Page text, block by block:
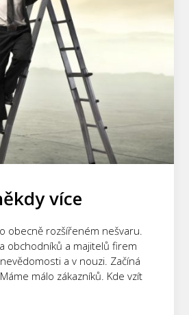
více
obecně rozšířeném nešvaru.
obchodníků a majitelů firem
a v nouzi. Začíná
málo zákazníků. Kde vzít